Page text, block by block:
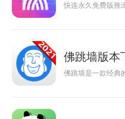
快连永久免费版推
佛跳墙版本
佛跳墙是一款经典